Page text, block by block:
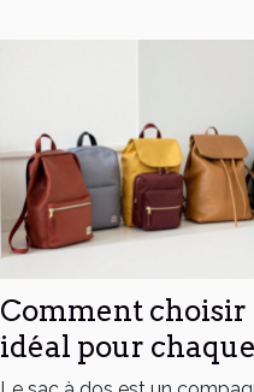
Comment choisir
idéal pour